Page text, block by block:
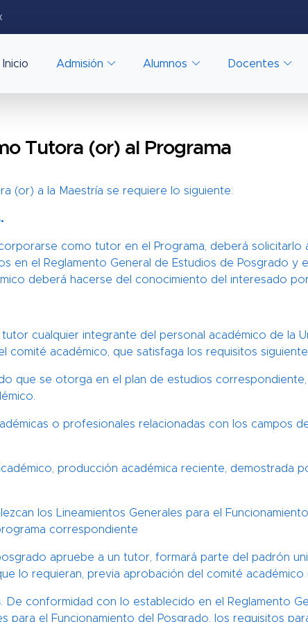
Inicio Admisión Alumnos Docentes
Tutora (or) al Programa
(or) a la Maestría se requiere lo siguiente:
como tutor en el Programa, deberá solicitarlo
en el Reglamento General de Estudios de Posgrado y
deberá hacerse del conocimiento del interesado
tutor cualquier integrante del personal académico de la
comité académico, que satisfaga los requisitos
que se otorga en el plan de estudios
o profesionales relacionadas con los campos
producción académica reciente, demostrada
los Lineamientos Generales para el
correspondiente
apruebe a un tutor, formará parte del padrón
lo requieran, previa aprobación del comité académico
. De conformidad con lo establecido en el Reglamento
para el Funcionamiento del Posgrado, los requisitos